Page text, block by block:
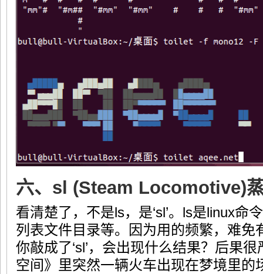
六、sl (Steam Locomotive)
看清楚了，不是ls，是‘sl’。ls是linux命
列表文件目录等。因为用的频繁，难免
你敲成了‘sl’，会出现什么结果？后果
空间》里突然一辆火车出现在梦境里的